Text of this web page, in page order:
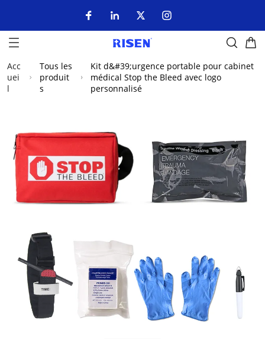
Acc
uei
l
Tous les
produit
s
Kit d&#39;urgence portable pour cabinet
médical Stop the Bleed avec logo
personnalisé